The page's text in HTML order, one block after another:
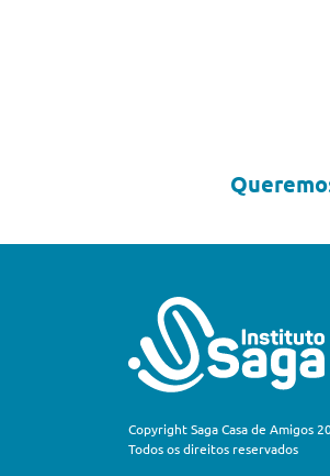
Copyright Saga Casa de Amigos
Todos os direitos reservados